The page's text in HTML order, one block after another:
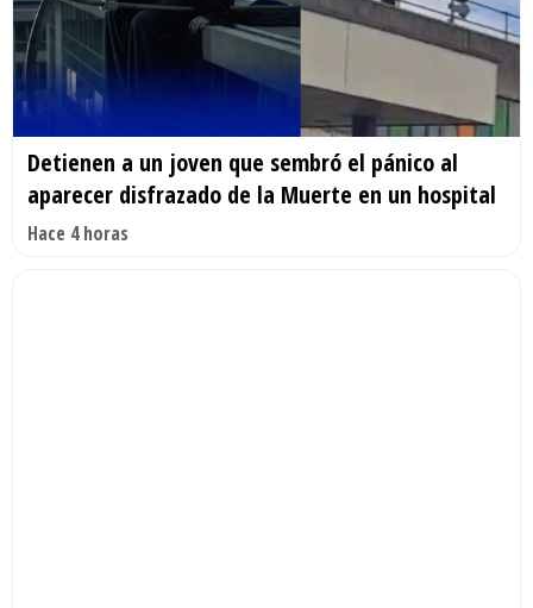
Detienen a un joven que sembró el pánico al
aparecer disfrazado de la Muerte en un hospital
Hace 4 horas